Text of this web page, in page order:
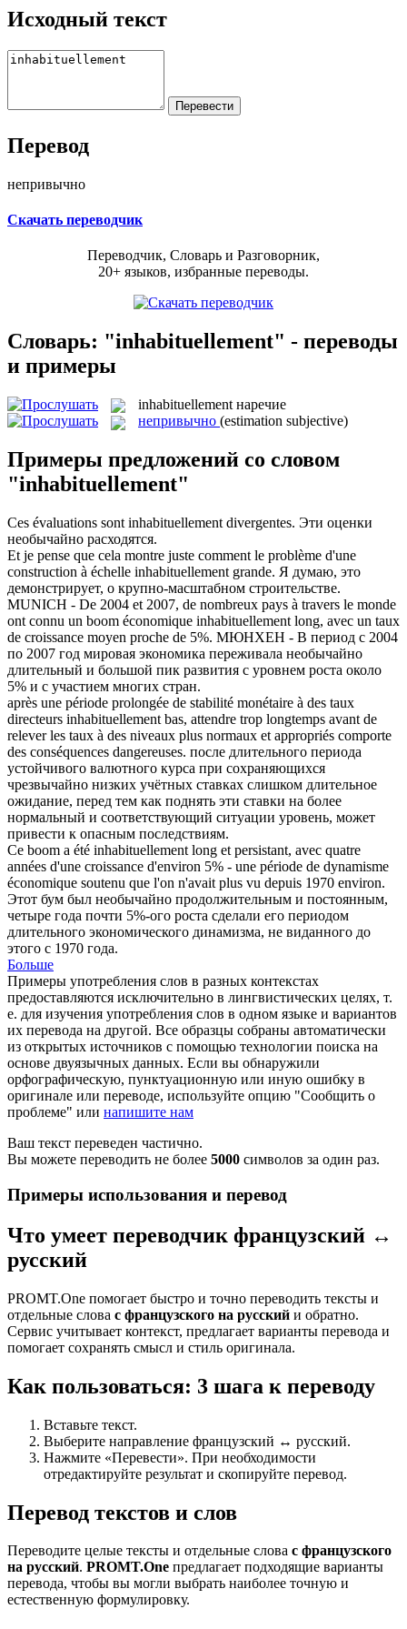
Исходный текст
Перевод
непривычно
Скачать переводчик
Переводчик, Словарь и Разговорник,
20+ языков, избранные переводы.
Словарь: "inhabituellement" - переводы
и примеры
inhabituellement наречие
непривычно (estimation subjective)
Примеры предложений со словом
"inhabituellement"
Ces évaluations sont inhabituellement divergentes. Эти оценки
необычайно расходятся.
Et je pense que cela montre juste comment le problème d'une
construction à échelle inhabituellement grande. Я думаю, это
демонстрирует, о крупно-масштабном строительстве.
MUNICH - De 2004 et 2007, de nombreux pays à travers le monde
ont connu un boom économique inhabituellement long, avec un taux
de croissance moyen proche de 5%. МЮНХЕН - В период с 2004
по 2007 год мировая экономика переживала необычайно
длительный и большой пик развития с уровнем роста около
5% и с участием многих стран.
après une période prolongée de stabilité monétaire à des taux
directeurs inhabituellement bas, attendre trop longtemps avant de
relever les taux à des niveaux plus normaux et appropriés comporte
des conséquences dangereuses. после длительного периода
устойчивого валютного курса при сохраняющихся
чрезвычайно низких учётных ставках слишком длительное
ожидание, перед тем как поднять эти ставки на более
нормальный и соответствующий ситуации уровень, может
привести к опасным последствиям.
Ce boom a été inhabituellement long et persistant, avec quatre
années d'une croissance d'environ 5% - une période de dynamisme
économique soutenu que l'on n'avait plus vu depuis 1970 environ.
Этот бум был необычайно продолжительным и постоянным,
четыре года почти 5%-ого роста сделали его периодом
длительного экономического динамизма, не виданного до
этого с 1970 года.
Больше
Примеры употребления слов в разных контекстах
предоставляются исключительно в лингвистических целях, т.
е. для изучения употребления слов в одном языке и вариантов
их перевода на другой. Все образцы собраны автоматически
из открытых источников с помощью технологии поиска на
основе двуязычных данных. Если вы обнаружили
орфографическую, пунктуационную или иную ошибку в
оригинале или переводе, используйте опцию "Сообщить о
проблеме" или напишите нам
Ваш текст переведен частично.
Вы можете переводить не более 5000 символов за один раз.
Примеры использования и перевод
Что умеет переводчик французский ↔
русский
PROMT.One помогает быстро и точно переводить тексты и
отдельные слова с французского на русский и обратно.
Сервис учитывает контекст, предлагает варианты перевода и
помогает сохранять смысл и стиль оригинала.
Как пользоваться: 3 шага к переводу
Вставьте текст.
Выберите направление французский ↔ русский.
Нажмите «Перевести». При необходимости
отредактируйте результат и скопируйте перевод.
Перевод текстов и слов
Переводите целые тексты и отдельные слова с французского
на русский. PROMT.One предлагает подходящие варианты
перевода, чтобы вы могли выбрать наиболее точную и
естественную формулировку.